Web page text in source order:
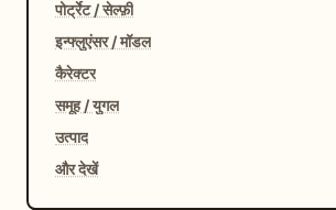
पोर्ट्रेट / सेल्फ़ी
इन्फ्लुएंसर / मॉडल
कैरेक्टर
समूह / युगल
उत्पाद
और देखें